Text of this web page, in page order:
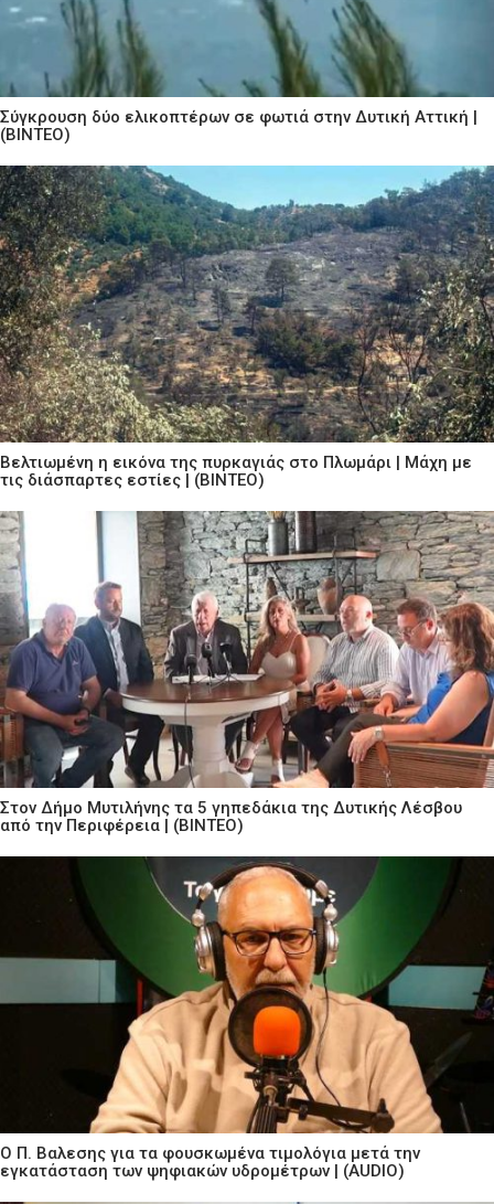
Σύγκρουση δύο ελικοπτέρων σε φωτιά στην Δυτική Αττική |
(ΒΙΝΤΕΟ)
Βελτιωμένη η εικόνα της πυρκαγιάς στο Πλωμάρι | Μάχη με
τις διάσπαρτες εστίες | (ΒΙΝΤΕΟ)
Στον Δήμο Μυτιλήνης τα 5 γηπεδάκια της Δυτικής Λέσβου
από την Περιφέρεια | (ΒΙΝΤΕΟ)
Ο Π. Βαλεσης για τα φουσκωμένα τιμολόγια μετά την
εγκατάσταση των ψηφιακών υδρομέτρων | (AUDIO)